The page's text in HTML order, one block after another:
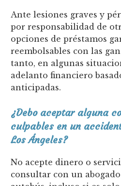
Ante lesiones graves y
por responsabilidad de
opciones de préstamos
reembolsables con las
tanto, en algunas
adelanto financiero
anticipadas.
¿Debo aceptar alguna
culpables en un
Los Ángeles?
No acepte dinero o
consultar con un